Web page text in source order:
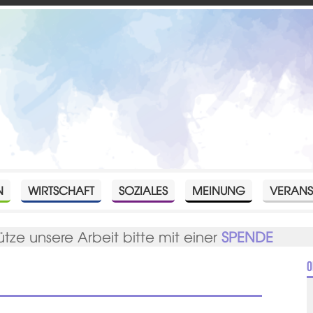
WIRTSCHAFT SOZIALES MEINUNG
unsere Arbeit bitte mit einerSPENDE